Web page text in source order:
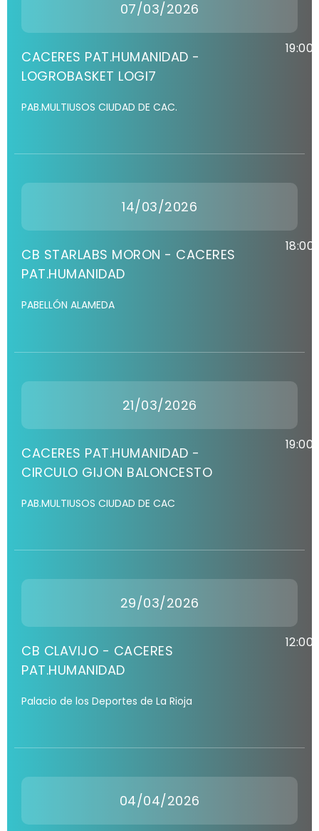
07/03/2026
CACERES PAT.HUMANIDAD -
LOGROBASKET LOGI7
19:00
PAB.MULTIUSOS CIUDAD DE CAC.
14/03/2026
CB STARLABS MORON - CACERES
PAT.HUMANIDAD
18:00
PABELLÓN ALAMEDA
21/03/2026
CACERES PAT.HUMANIDAD -
CIRCULO GIJON BALONCESTO
19:00
PAB.MULTIUSOS CIUDAD DE CAC
29/03/2026
CB CLAVIJO - CACERES
PAT.HUMANIDAD
12:00
Palacio de los Deportes de La Rioja
04/04/2026